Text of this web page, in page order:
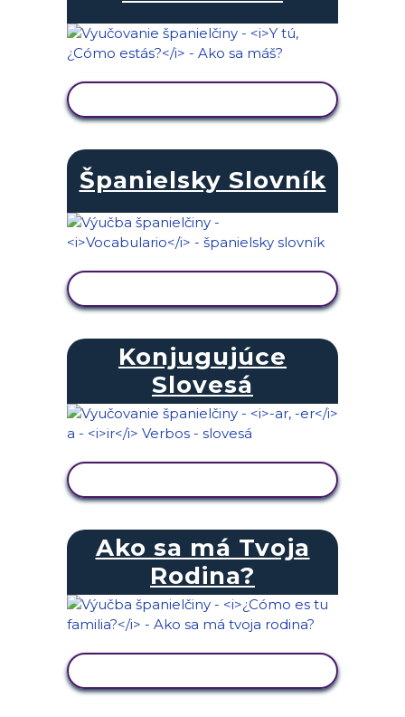
Španielsky Slovník
Konjugujúce
Slovesá
Ako sa má Tvoja
Rodina?